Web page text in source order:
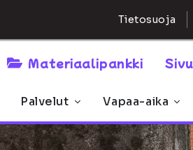
Tietosuoja
Materiaalipankki
Palvelut Vapaa-aika